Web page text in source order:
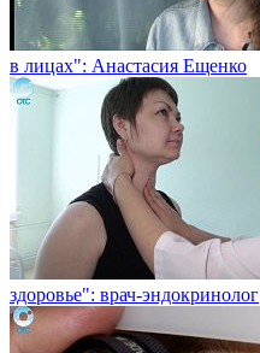
в лицах": Анастасия Ещенко
здоровье": врач-эндокринолог